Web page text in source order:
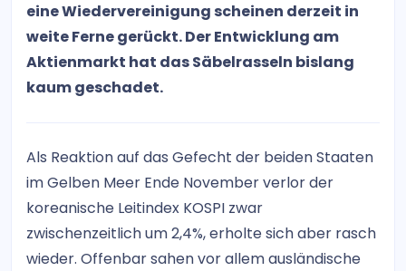
eine Wiedervereinigung scheinen derzeit in
weite Ferne gerückt. Der Entwicklung am
Aktienmarkt hat das Säbelrasseln bislang
kaum geschadet.
Als Reaktion auf das Gefecht der beiden Staaten
im Gelben Meer Ende November verlor der
koreanische Leitindex KOSPI zwar
zwischenzeitlich um 2,4%, erholte sich aber rasch
wieder. Offenbar sahen vor allem ausländische